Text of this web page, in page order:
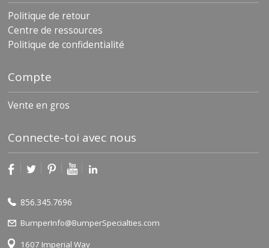
Politique de retour
Centre de ressources
Politique de confidentialité
Compte
Vente en gros
Connecte-toi avec nous
856.345.7696
BumperInfo@BumperSpecialties.com
1607 Imperial Way